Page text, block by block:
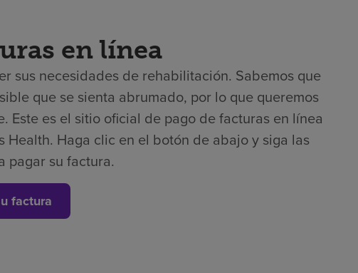
en línea
sus necesidades de rehabilitación. Sabemos que
que se sienta abrumado, por lo que queremos
Este es el sitio oficial de pago de facturas en línea
Haga clic en el botón de abajo y siga las
pagar su factura.
factura